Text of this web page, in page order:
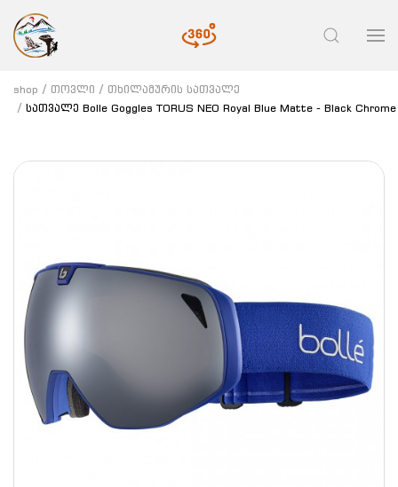
shop თოვლი
თხილამურის სათვალე
სათვალე Bolle Goggles TORUS NEO Royal Blue Matte - Black